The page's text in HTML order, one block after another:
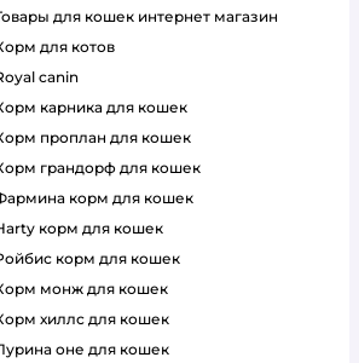
товары для кошек интернет магазин
корм для котов
royal canin
корм карника для кошек
корм проплан для кошек
корм грандорф для кошек
фармина корм для кошек
harty корм для кошек
ройбис корм для кошек
корм монж для кошек
корм хиллс для кошек
пурина оне для кошек